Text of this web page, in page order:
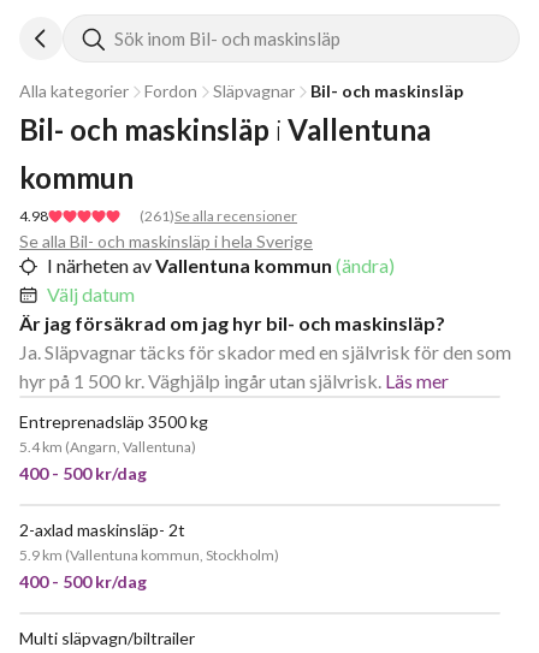
Sök inom Bil- och maskinsläp
Alla kategorier Fordon Släpvagnar Bil- och maskinsläp
4.98 (261)Se alla recensioner
Bil- och maskinsläp i Vallentuna
kommun
Se alla Bil- och maskinsläp i hela Sverige
I närheten avVallentuna kommun (ändra)
Välj datum
Är jag försäkrad om jag hyr bil- och maskinsläp?
Ja. Släpvagnar täcks för skador med en självrisk för den som
hyr på 1 500 kr. Väghjälp ingår utan självrisk. Läs mer
Entreprenadsläp 3500 kg
5.4 km (Angarn, Vallentuna)
400 - 500 kr/dag
2-axlad maskinsläp- 2t
5.9 km (Vallentuna kommun, Stockholm)
400 - 500 kr/dag
Multi släpvagn/biltrailer